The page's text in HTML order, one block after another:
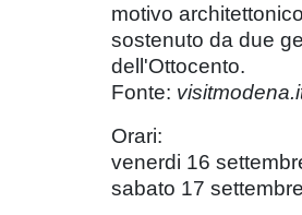
motivo
sostenuto da due
dell'Ottocento.
Fonte:
Orari:
venerdi 16
sabato 17